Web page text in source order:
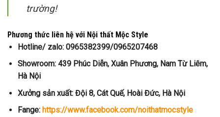
trường!
Phương thức liên hệ với Nội thất Mộc Style
Hotline/ zalo: 0965382399/0965207468
Showroom: 439 Phúc Diễn, Xuân Phương, Nam Từ Liêm,
Hà Nội
Xưởng sản xuất: Đội 8, Cát Quế, Hoài Đức, Hà Nội
Fange: https://www.facebook.com/noithatmocstyle